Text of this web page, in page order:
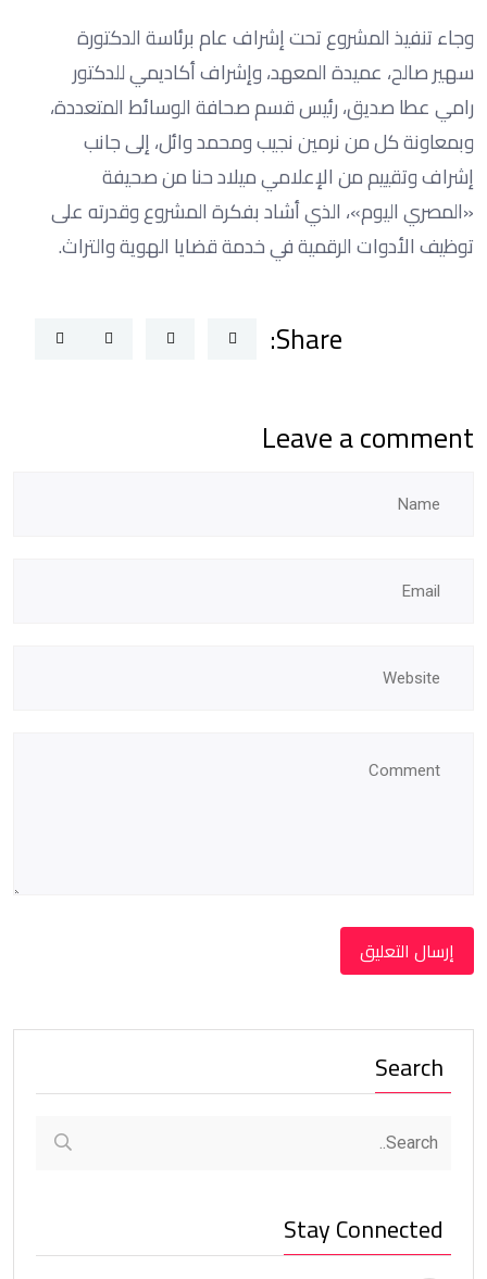
وجاء تنفيذ المشروع تحت إشراف عام برئاسة الدكتورة
سهير صالح، عميدة المعهد، وإشراف أكاديمي للدكتور
رامي عطا صديق، رئيس قسم صحافة الوسائط المتعددة،
وبمعاونة كل من نرمين نجيب ومحمد وائل، إلى جانب
إشراف وتقييم من الإعلامي ميلاد حنا من صحيفة
«المصري اليوم»، الذي أشاد بفكرة المشروع وقدرته على
توظيف الأدوات الرقمية في خدمة قضايا الهوية والتراث.
Share:
Leave a comment
Search
Stay Connected